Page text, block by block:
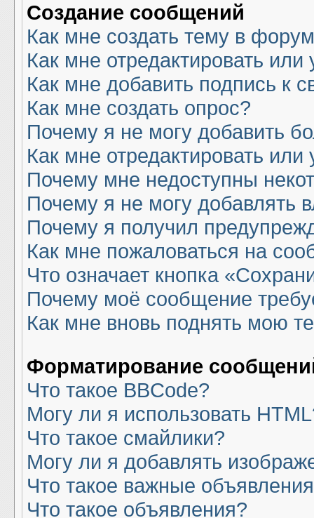
Создание сообщений
Как мне создать тему в
Как мне отредактировать
Как мне добавить подпись к
Как мне создать опрос?
Почему я не могу добавить
Как мне отредактировать или
Почему мне недоступны
Почему я не могу добавлять
Почему я получил
Как мне пожаловаться на
Что означает кнопка
Почему моё сообщение
Как мне вновь поднять мою
Форматирование
Что такое BBCode?
Могу ли я использовать
Что такое смайлики?
Могу ли я добавлять
Что такое важные
Что такое объявления?